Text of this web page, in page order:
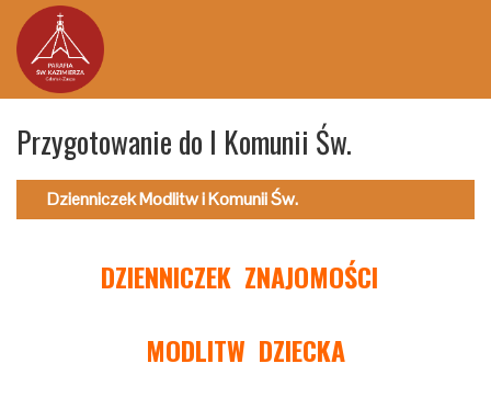
Przygotowanie do I Komunii Św.
Dzienniczek Modlitw i Komunii Św.
DZIENNICZEK ZNAJOMOŚCI
MODLITW DZIECKA